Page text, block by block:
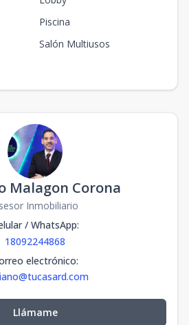
Piscina
Salón Multiusos
Malagon Corona
Inmobiliario
/ WhatsApp:
18092244868
electrónico:
Llámame